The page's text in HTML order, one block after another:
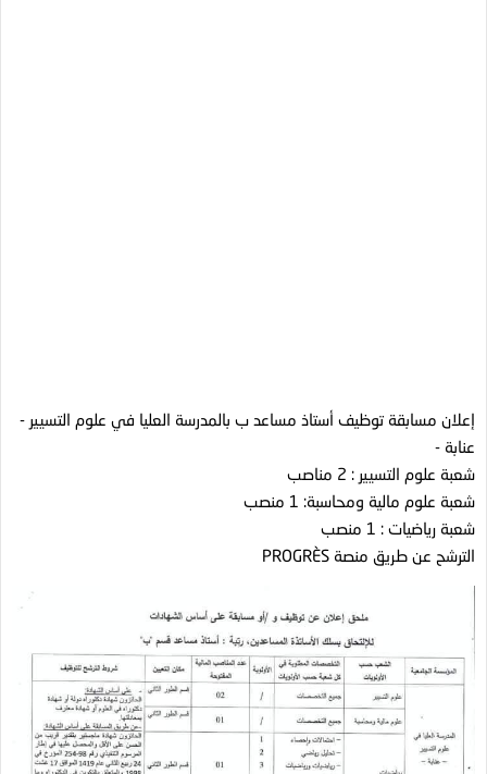
إعلان مسابقة توظيف أستاذ مساعد ب بالمدرسة العليا في علوم التسيير -
عنابة -
شعبة علوم التسيير : 2 مناصب
شعبة علوم مالية ومحاسبة: 1 منصب
شعبة رياضيات : 1 منصب
الترشح عن طريق منصة PROGRÈS